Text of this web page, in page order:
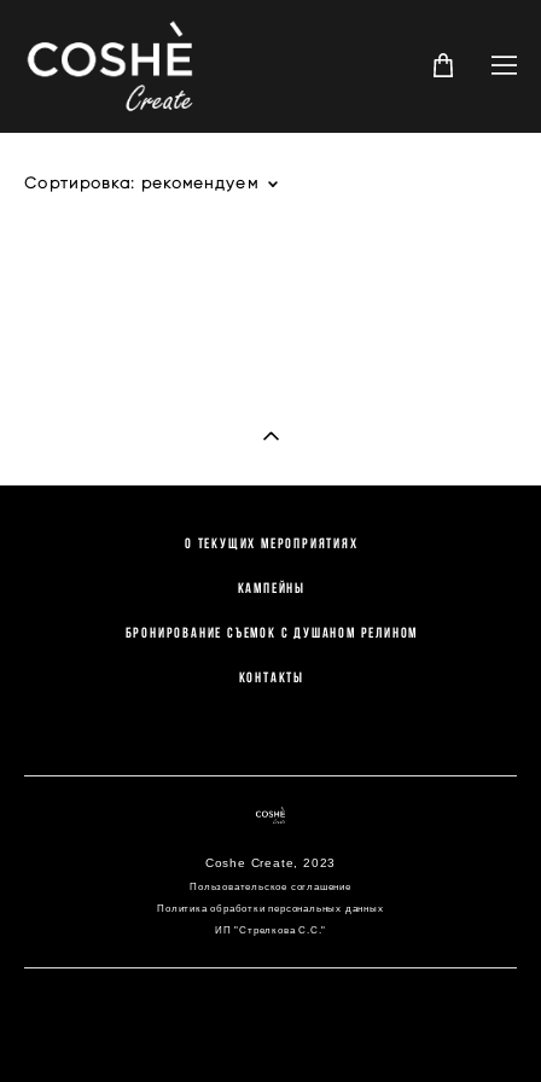
Сортировка: рекомендуем
О текущих мероприятиях
КАМПЕЙНЫ
Бронирование съемок с Душаном Релином
Контакты
Coshe Create, 2023
Пользовательское соглашение
Политика обработки персональных данных
ИП "Стрелкова С.С."